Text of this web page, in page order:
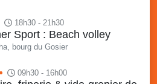
18h30 - 21h30
Sport : Beach volley
bourg du Gosier
09h30 - 16h00